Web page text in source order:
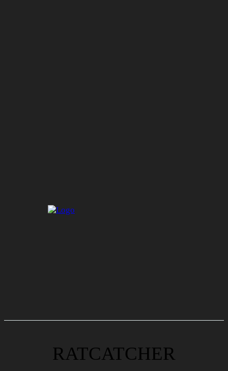
RATCATCHER